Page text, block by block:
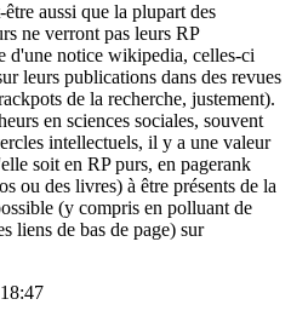
aussi que la plupart des
ne verront pas leurs RP
d'une notice wikipedia, celles-ci
leurs publications dans des revues
de la recherche, justement).
en sciences sociales, souvent
intellectuels, il y a une valeur
soit en RP purs, en pagerank
ou des livres) à être présents de la
(y compris en polluant de
liens de bas de page) sur